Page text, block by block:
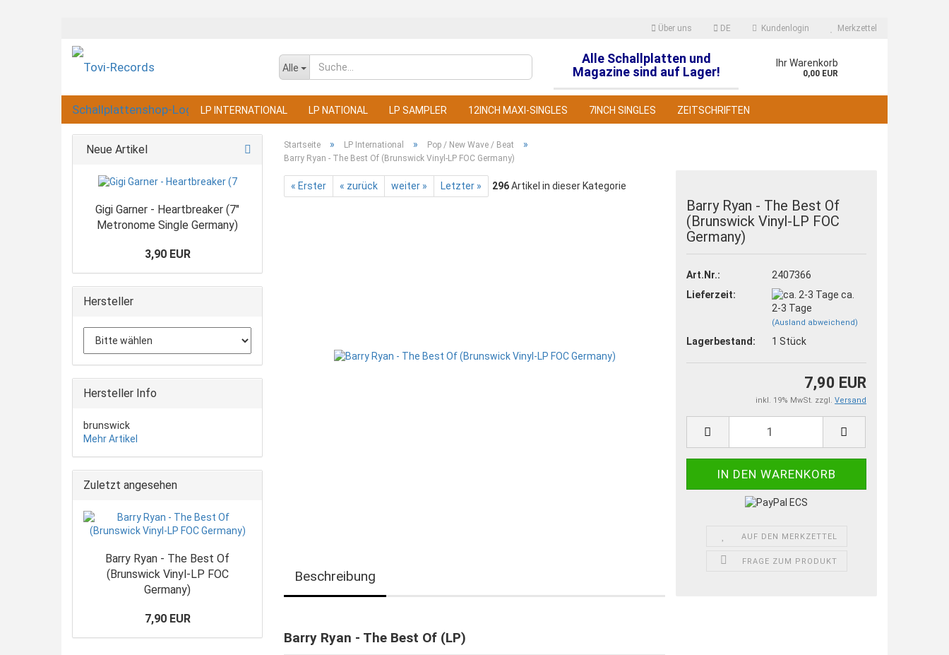
Über uns DE
Sprache auswählen
Kundenlogin
Passwort vergessen?
Merkzettel
Alle
Alle Schallplatten und
Magazine sind auf Lager!
Ihr Warenkorb
0,00 EUR
LP INTERNATIONAL LP NATIONAL LP SAMPLER 12INCH MAXI-SINGLES 7INCH SINGLES ZEITSCHRIFTEN
Startseite » LP International » Pop / New Wave / Beat »
Barry Ryan - The Best Of (Brunswick Vinyl-LP FOC Germany)
« Erster « zurück weiter » Letzter » 296Artikel in dieser Kategorie
Barry Ryan - The Best Of
(Brunswick Vinyl-LP FOC
Germany)
Art.Nr.:
2407366
Lieferzeit:
ca.
2-3 Tage
(Ausland abweichend)
Lagerbestand: 1Stück
7,90 EUR
inkl. 19% MwSt. zzgl. Versand
AUF DEN MERKZETTEL
FRAGE ZUM PRODUKT
Beschreibung
Barry Ryan - The Best Of (LP)
Neue Artikel
Gigi Garner - Heartbreaker (7"
Metronome Single Germany)
3,90 EUR
Hersteller
Hersteller Info
brunswick
Mehr Artikel
Zuletzt angesehen
Barry Ryan - The Best Of
(Brunswick Vinyl-LP FOC
Germany)
7,90 EUR